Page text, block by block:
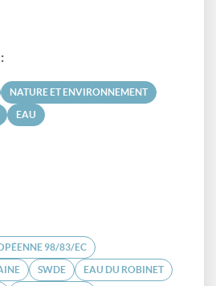
NATURE ET ENVIRONNEMENT
EAU
98/83/EC
SWDE EAU DU ROBINET